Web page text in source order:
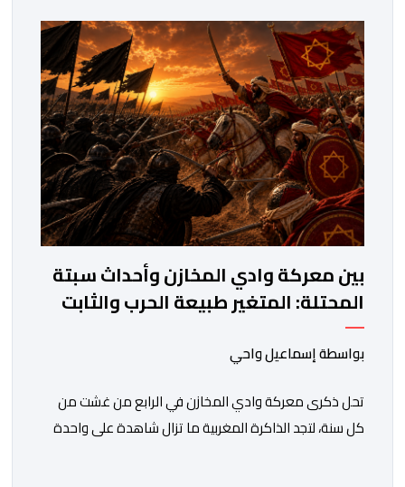
فمنذ أكثر من عقدين، وبقيادة صاحب الجلالة الملك محمد
السادس، شهدت المملكة تحولات عميقة على مختلف
المستويات.غير أن […]
بين معركة وادي المخازن وأحداث سبتة
المحتلة: المتغير طبيعة الحرب والثابت
جدار الصد الوطني
بواسطة إسماعيل واحي
تحل ذكرى معركة وادي المخازن في الرابع من غشت من
كل سنة، لتجد الذاكرة المغربية ما تزال شاهدة على واحدة